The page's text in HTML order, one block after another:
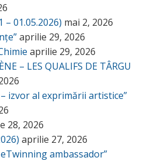
– 01.05.2026) mai 2, 2026
aprilie 29, 2026
aprilie 29, 2026
– LES QUALIFS DE TÂRGU
izvor al exprimării artistice”
28, 2026
aprilie 27, 2026
ambassador”